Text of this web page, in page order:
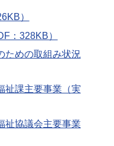
）
：328KB）
めの取組み状況
課主要事業（実
協議会主要事業